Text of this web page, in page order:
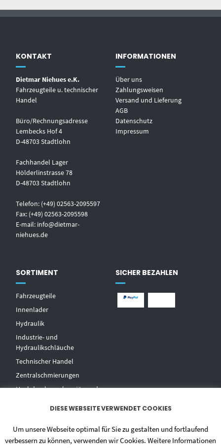
KONTAKT
Dietmar Niehues e.K.
Fahrzeugteile u. technischer
Handel
Büro/Rechnungsadresse
Lembecks Hof 4
D-48703 Stadtlohn
Fachhandel Lager
Hölderlinstrasse 78
D-48703 Stadtlohn
Telefon: (+49) 02563-2095597
Fax: (+49) 02563-2095598
E-mail: info@dietmar-
niehues.de
INFORMATIONEN
Über uns
Zahlungsweisen
Versand und Lieferung
AGB
Datenschutz
Impressum
SORTIMENT
Fahrzeugteile
Innenlader
Hydraulik
Industrie- und
Hydraulikschläuche
Technischer Handel
Zentralschmierungen
Hochdruckwaschgeräte und
SICHER BEZAHLEN
DIESE WEBSEITE VERWENDET COOKIES
Um unsere Webseite optimal für Sie zu gestalten und fortlaufend
verbessern zu können, verwenden wir Cookies. Weitere Informationen